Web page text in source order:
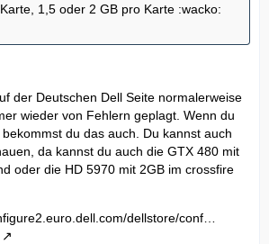
1,5 oder 2 GB pro Karte :wacko:
der Deutschen Dell Seite normalerweise
wieder von Fehlern geplagt. Wenn du
du das auch. Du kannst auch
da kannst du auch die GTX 480 mit
oder die HD 5970 mit 2GB im crossfire
dellstore/conf…